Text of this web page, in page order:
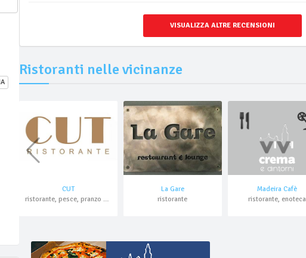
VISUALIZZA ALTRE RECENSIONI
Ristoranti nelle vicinanze
CUT
ristorante, pesce, pranzo di lavoro
La Gare
ristorante
Madeira Cafè
ristorante, enoteca